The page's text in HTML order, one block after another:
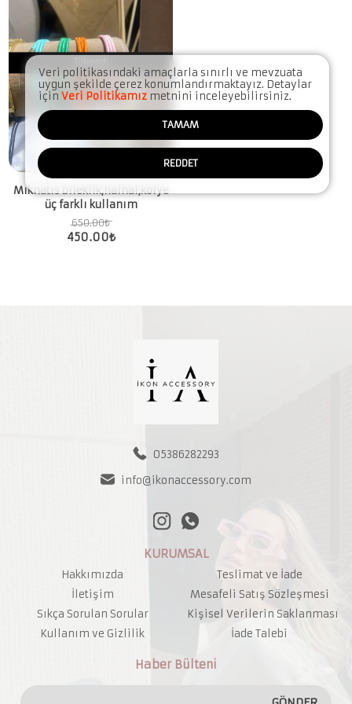
Mıknatıs bileklik,halhal,kolye
üç farklı kullanım
650.00₺
450.00₺
Veri politikasındaki amaçlarla sınırlı ve mevzuata
uygun şekilde çerez konumlandırmaktayız. Detaylar
için Veri Politikamızmetnini inceleyebilirsiniz.
TAMAM
REDDET
05386282293
info@ikonaccessory.com
KURUMSAL
Hakkımızda
İletişim
Sıkça Sorulan Sorular
Kullanım ve Gizlilik
Teslimat ve İade
Mesafeli Satış Sözleşmesi
Kişisel Verilerin Saklanması
İade Talebi
Haber Bülteni